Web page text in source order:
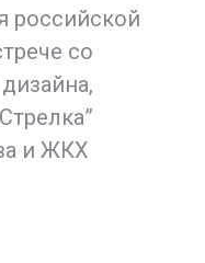
российской
со
и ЖКХ